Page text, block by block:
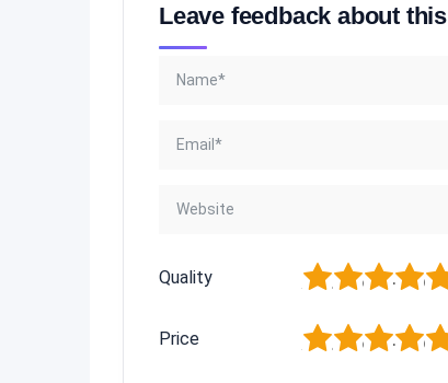
Leave feedback about this
Quality 5
4
3
2
Price 5
4
3
2